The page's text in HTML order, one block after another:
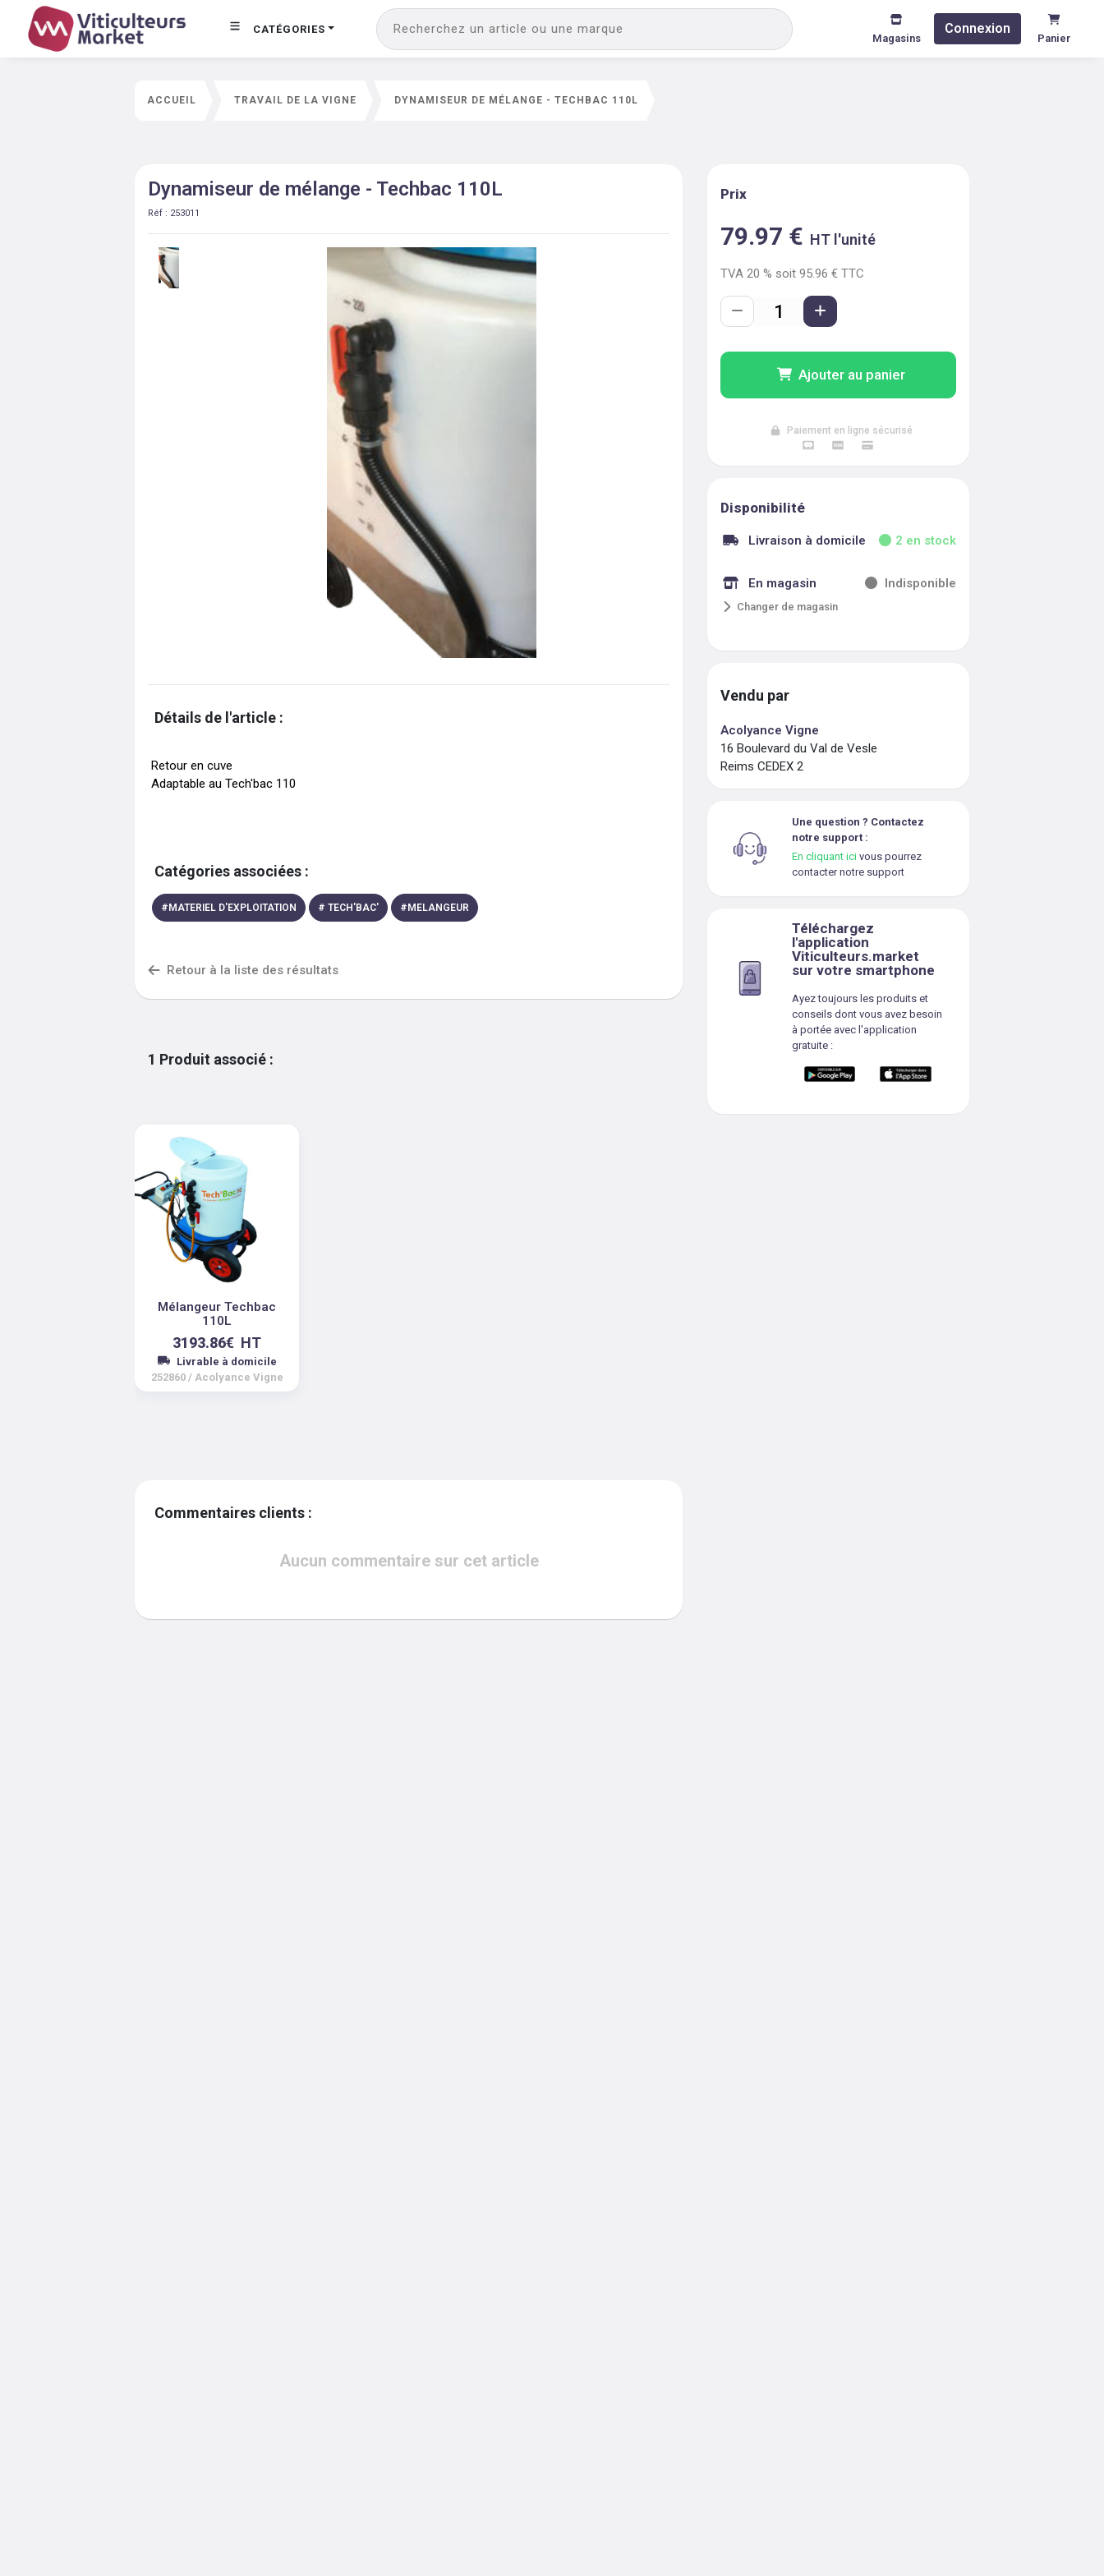
CATÉGORIES
Magasins
Connexion
Panier
ACCUEIL TRAVAIL DE LA VIGNE DYNAMISEUR DE MÉLANGE - TECHBAC 110L
Dynamiseur de mélange - Techbac 110L
Réf : 253011
Détails de l'article :
Retour en cuve
Catégories associées :
# MATERIEL D'EXPLOITATION # TECH'BAC' # MELANGEUR
Retour à la liste des résultats
1 Produit associé :
Mélangeur Techbac
110L
3193.86€ HT
Livrable à domicile
252860 / Acolyance Vigne
Commentaires clients :
Aucun commentaire sur cet article
Prix
79.97 € HT l'unité
TVA20 % soit 95.96 € TTC
Ajouter au panier
Paiement en ligne sécurisé
Disponibilité
Livraison à domicile 2 en stock
En magasin Indisponible
Changer de magasin
Vendu par
Acolyance Vigne
16 Boulevard du Val de Vesle
Reims CEDEX 2
Une question ? Contactez
notre support :
En cliquant ici vous pourrez
contacter notre support
Téléchargez
l'application
Viticulteurs.market
sur votre smartphone
Ayez toujours les produits et
conseils dont vous avez besoin
à portée avec l'application
gratuite :